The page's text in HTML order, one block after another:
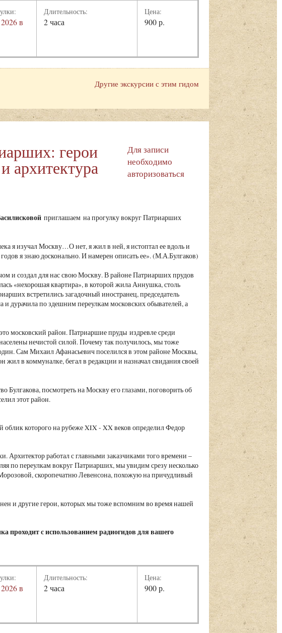
в
Длительность:
2 часа
Цена:
900 р.
Другие экскурсии с этим гидом
герои
архитектура
Для записи
необходимо
авторизоваться
приглашаем на прогулку вокруг Патриарших
я изучал Москву…О нет, я жил в ней, я истоптал ее вдоль и
я знаю досконально. И намерен описать ее». (М.А.Булгаков)
и создал для нас свою Москву. В районе Патриарших прудов
«нехорошая квартира», в которой жила Аннушка, столь
встретились загадочный иностранец, председатель
по здешним переулкам московских обывателей, а
московский район. Патриаршие пруды издревле среди
нечистой силой. Почему так получилось, мы тоже
Сам Михаил Афанасьевич поселился в этом районе Москвы,
жил в коммуналке, бегал в редакции и назначал свидания своей
посмотреть на Москву его глазами, поговорить об
этот район.
которого на рубеже XIX - XX веков определил Федор
Архитектор работал с главными заказчиками того времени –
по переулкам вокруг Патриарших, мы увидим срезу несколько
скоропечатню Левенсона, похожую на причудливый
и другие герои, которых мы тоже вспомним во время нашей
проходит с использованием радиогидов для вашего
в
Длительность:
2 часа
Цена:
900 р.